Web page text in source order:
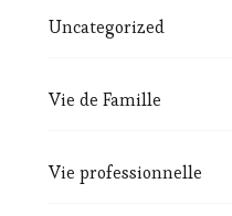
Uncategorized
Vie de Famille
Vie professionnelle